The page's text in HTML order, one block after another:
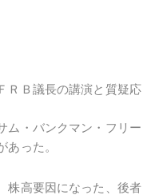
ＲＢ議長の講演と質疑応
ム・バンクマン・フリー
あった。
株高要因になった、後者